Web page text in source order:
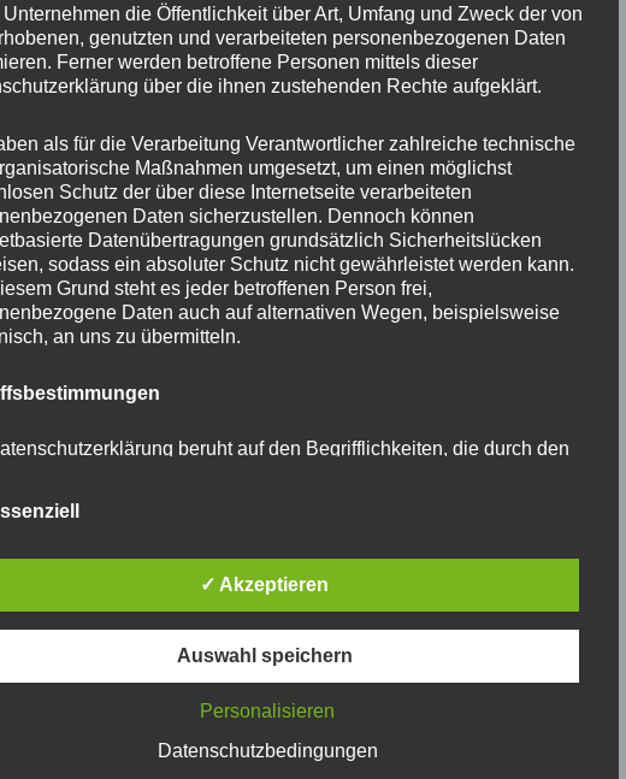
abzugeben.
reduzieren.
Unternehmen die Öffentlichkeit über Art, Umfang und Zweck der von
genutzten und verarbeiteten personenbezogenen Daten
Ferner werden betroffene Personen mittels dieser
über die ihnen zustehenden Rechte aufgeklärt.
als für die Verarbeitung Verantwortlicher zahlreiche technische
Maßnahmen umgesetzt, um einen möglichst
Schutz der über diese Internetseite verarbeiteten
Daten sicherzustellen. Dennoch können
Datenübertragungen grundsätzlich Sicherheitslücken
sodass ein absoluter Schutz nicht gewährleistet werden kann.
Grund steht es jeder betroffenen Person frei,
Daten auch auf alternativen Wegen, beispielsweise
an uns zu übermitteln.
beruht auf den Begrifflichkeiten, die durch den
Grundverordnung (DS-GVO) verwendet wurden. Unsere
soll sowohl für die Öffentlichkeit als auch für unsere
gewährleisten, möchten wir vorab die verwendeten
in dieser Datenschutzerklärung unter anderem die
✓ Akzeptieren
Auswahl speichern
Personalisieren
Datenschutzbedingungen